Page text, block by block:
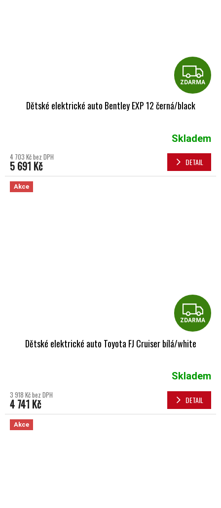
ZDARMA
Dětské elektrické auto Bentley EXP 12 černá/black
Skladem
4 703 Kč bez DPH
5 691 Kč DETAIL
Akce
ZDARMA
Dětské elektrické auto Toyota FJ Cruiser bílá/white
Skladem
3 918 Kč bez DPH
4 741 Kč DETAIL
Akce